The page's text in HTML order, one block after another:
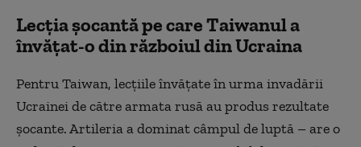
Lecția șocantă pe care Taiwanul a
învățat-o din războiul din Ucraina
Pentru Taiwan, lecțiile învățate în urma invadării
Ucrainei de către armata rusă au produs rezultate
șocante. Artileria a dominat câmpul de luptă – are o